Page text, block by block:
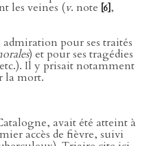
les veines (v. note [6] ,
pour ses traités
) et pour ses tragédies
Il y prisait notamment
la mort.
avait été atteint à
accès de fièvre, suivi